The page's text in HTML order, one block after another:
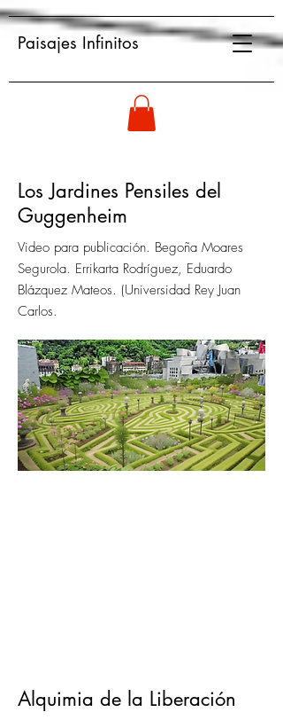
Paisajes Infinitos
Los Jardines Pensiles del
Guggenheim
Video para publicación. Begoña Moares
Segurola. Errikarta Rodríguez, Eduardo
Blázquez Mateos. (Universidad Rey Juan
Carlos.
Alquimia de la Liberación